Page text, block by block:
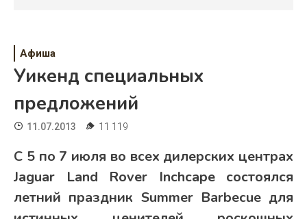
Свадьба
Жизнь
Хобби
Красота
Афиша
Уикенд специальных
предложений
11.07.2013 11 119
С 5 по 7 июля во всех дилерских центрах
Jaguar Land Rover Inchcape состоялся
летний праздник Summer Barbecue для